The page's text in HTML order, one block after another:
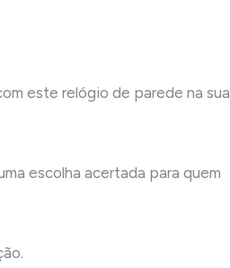
este relógio de parede na sua
escolha acertada para quem